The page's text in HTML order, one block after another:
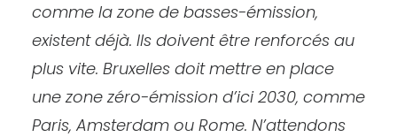
comme la zone de basses-émission,
existent déjà. Ils doivent être renforcés au
plus vite. Bruxelles doit mettre en place
une zone zéro-émission d’ici 2030, comme
Paris, Amsterdam ou Rome. N’attendons